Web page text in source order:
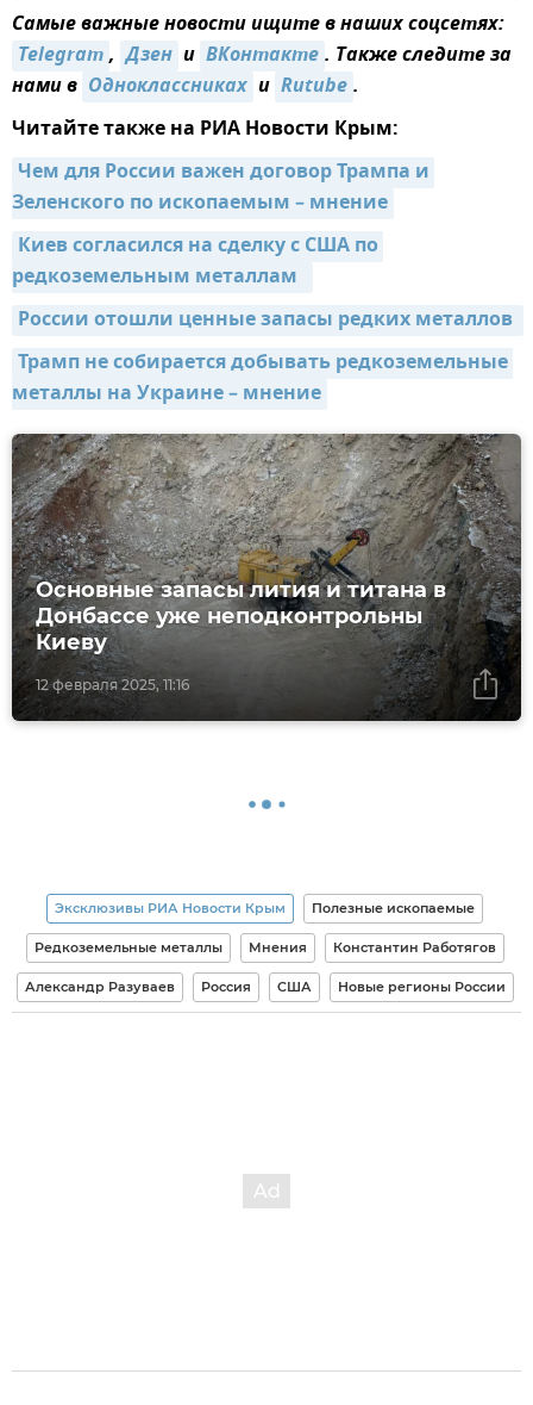
Самые важные новости ищите в наших соцсетях:
Telegram, Дзен и ВКонтакте. Также следите за
нами в Одноклассниках и Rutube.
Читайте также на РИА Новости Крым:
Чем для России важен договор Трампа и
Зеленского по ископаемым – мнение
Киев согласился на сделку с США по
редкоземельным металлам
Трамп не собирается добывать редкоземельные
металлы на Украине – мнение
12 февраля 2025, 11:16
Основные запасы лития и титана в
Донбассе уже неподконтрольны
Киеву
Эксклюзивы РИА Новости Крым Полезные ископаемые
Редкоземельные металлы Мнения Константин Работягов
Александр Разуваев Россия США Новые регионы России